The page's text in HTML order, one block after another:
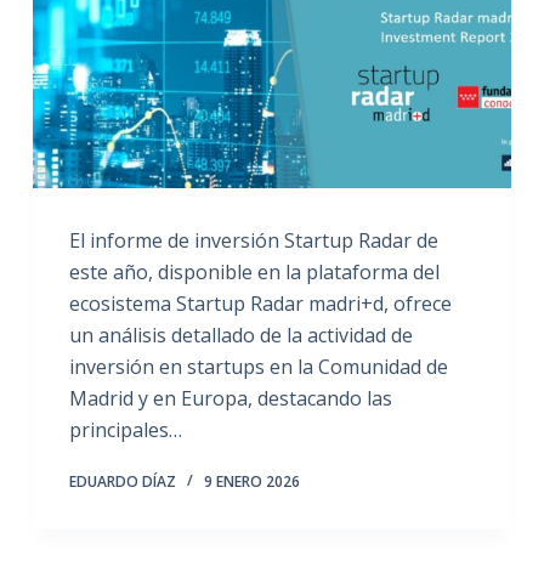
El informe de inversión Startup Radar de
este año, disponible en la plataforma del
ecosistema Startup Radar madri+d, ofrece
un análisis detallado de la actividad de
inversión en startups en la Comunidad de
Madrid y en Europa, destacando las
principales…
EDUARDO DÍAZ 9 ENERO 2026